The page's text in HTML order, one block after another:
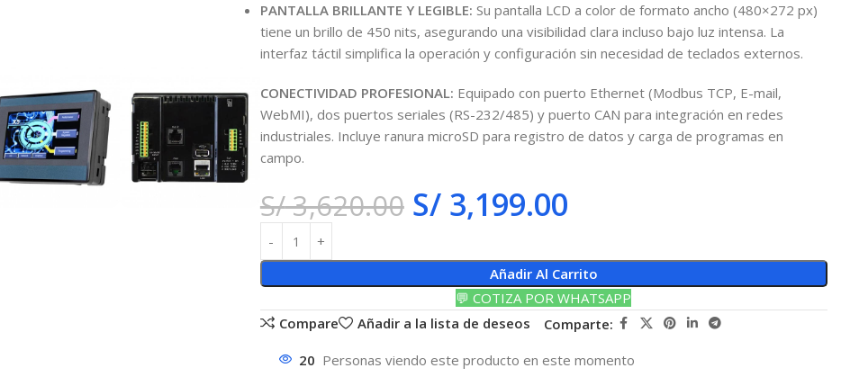
PANTALLA BRILLANTE Y LEGIBLE: Su pantalla LCD a color de formato ancho (480×272 px)
tiene un brillo de 450 nits, asegurando una visibilidad clara incluso bajo luz intensa. La
interfaz táctil simplifica la operación y configuración sin necesidad de teclados externos.
CONECTIVIDAD PROFESIONAL: Equipado con puerto Ethernet (Modbus TCP, E-mail,
WebMI), dos puertos seriales (RS-232/485) y puerto CAN para integración en redes
industriales. Incluye ranura microSD para registro de datos y carga de programas en
campo.
S/3,620.00 S/3,199.00
Añadir Al Carrito
💬 COTIZA POR WHATSAPP
Compare
Añadir a la lista de deseos Comparte:
20 Personas viendo este producto en este momento